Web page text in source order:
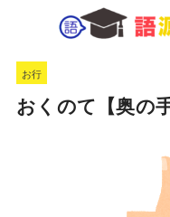
お行
おくのて【奥の